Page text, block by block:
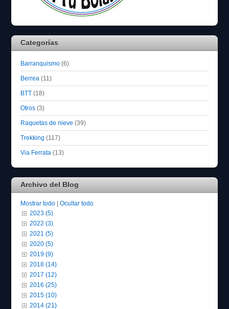
Categorías
Barranquismo (6)
Berrea (11)
BTT (18)
Otros (3)
Raquetas de nieve (39)
Trekking (117)
Via Ferrata (13)
Archivo del Blog
Mostrar todo |Ocultar todo
2023 (5)
2022 (3)
2021 (5)
2020 (5)
2019 (9)
2018 (14)
2017 (12)
2016 (25)
2015 (10)
2014 (21)